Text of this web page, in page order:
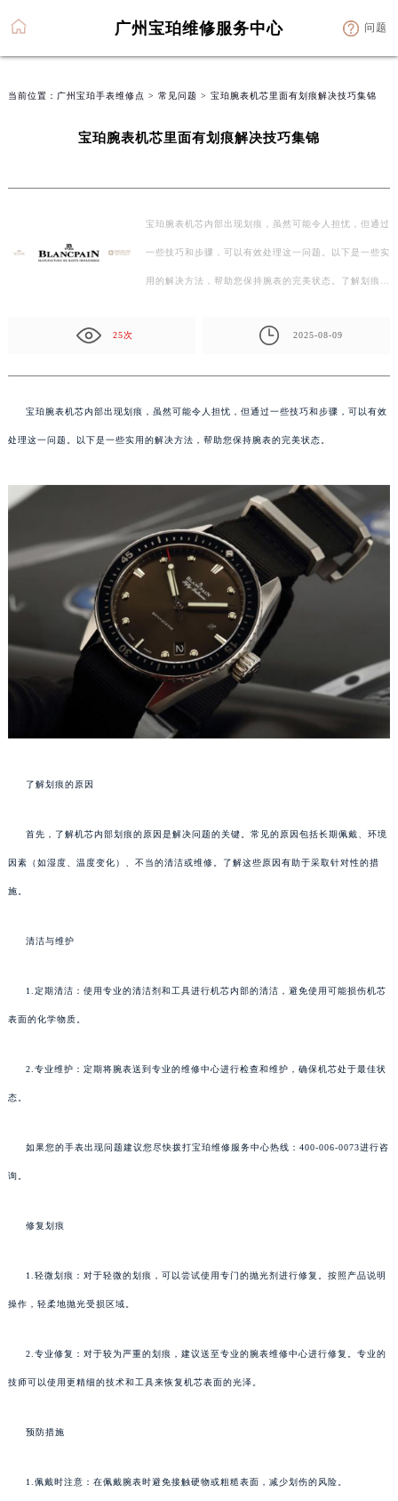
广州宝珀维修服务中心 问题
当前位置： 广州宝珀手表维修点 > 常见问题 > 宝珀腕表机芯里面有划痕解决技巧集锦
宝珀腕表机芯里面有划痕解决技巧集锦
宝珀腕表机芯内部出现划痕，虽然可能令人担忧，但通过
一些技巧和步骤，可以有效处理这一问题。以下是一些实
用的解决方法，帮助您保持腕表的完美状态。了解划痕
25次 2025-08-09
宝珀腕表机芯内部出现划痕，虽然可能令人担忧，但通过一些技巧和步骤，可以有效
处理这一问题。以下是一些实用的解决方法，帮助您保持腕表的完美状态。
了解划痕的原因
首先，了解机芯内部划痕的原因是解决问题的关键。常见的原因包括长期佩戴、环境
因素（如湿度、温度变化）、不当的清洁或维修。了解这些原因有助于采取针对性的措
施。
清洁与维护
1.定期清洁：使用专业的清洁剂和工具进行机芯内部的清洁，避免使用可能损伤机芯
表面的化学物质。
2.专业维护：定期将腕表送到专业的维修中心进行检查和维护，确保机芯处于最佳状
态。
如果您的手表出现问题建议您尽快拨打宝珀维修服务中心热线：400-006-0073进行咨
询。
修复划痕
1.轻微划痕：对于轻微的划痕，可以尝试使用专门的抛光剂进行修复。按照产品说明
操作，轻柔地抛光受损区域。
2.专业修复：对于较为严重的划痕，建议送至专业的腕表维修中心进行修复。专业的
技师可以使用更精细的技术和工具来恢复机芯表面的光泽。
预防措施
1.佩戴时注意：在佩戴腕表时避免接触硬物或粗糙表面，减少划伤的风险。